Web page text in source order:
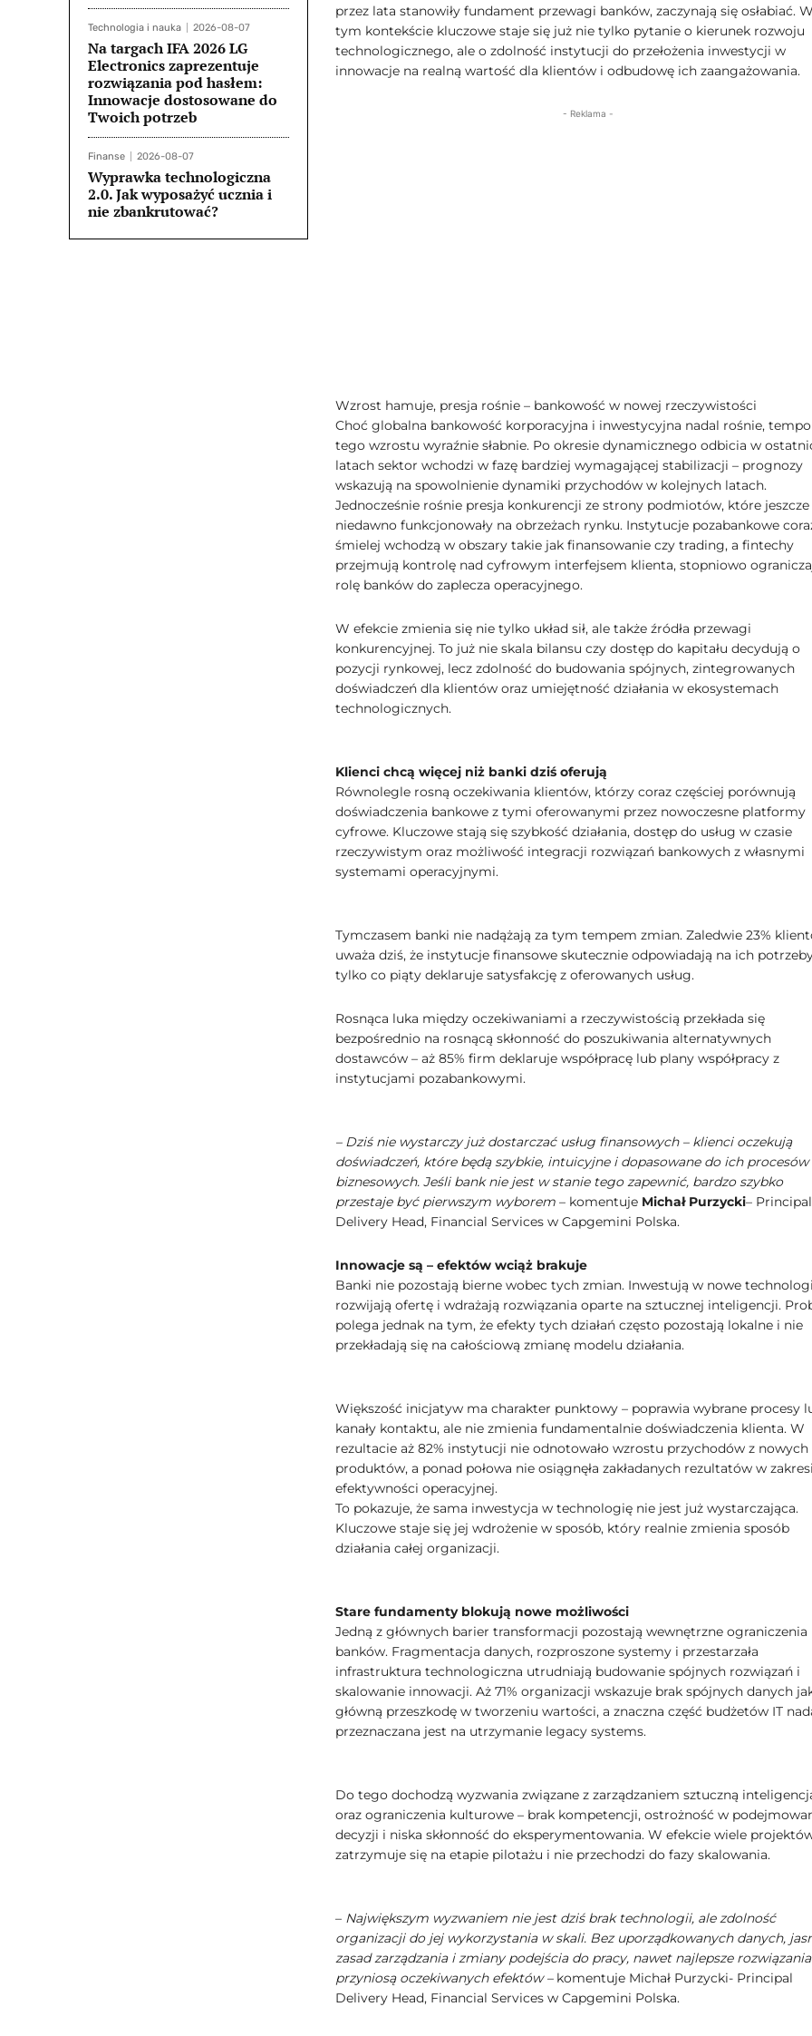
Technologia i nauka 2026-08-07
Na targach IFA 2026 LG
Electronics zaprezentuje
rozwiązania pod hasłem:
Innowacje dostosowane do
Twoich potrzeb
Finanse 2026-08-07
Wyprawka technologiczna
2.0. Jak wyposażyć ucznia i
nie zbankrutować?
przez lata stanowiły fundament przewagi banków, zaczynają się osłabiać. W
tym kontekście kluczowe staje się już nie tylko pytanie o kierunek rozwoju
technologicznego, ale o zdolność instytucji do przełożenia inwestycji w
innowacje na realną wartość dla klientów i odbudowę ich zaangażowania.
- Reklama -
Wzrost hamuje, presja rośnie – bankowość w nowej rzeczywistości
Choć globalna bankowość korporacyjna i inwestycyjna nadal rośnie, tempo
tego wzrostu wyraźnie słabnie. Po okresie dynamicznego odbicia w
latach sektor wchodzi w fazę bardziej wymagającej stabilizacji – prognozy
wskazują na spowolnienie dynamiki przychodów w kolejnych latach.
Jednocześnie rośnie presja konkurencji ze strony podmiotów, które jeszcze
niedawno funkcjonowały na obrzeżach rynku. Instytucje pozabankowe
śmielej wchodzą w obszary takie jak finansowanie czy trading, a fintechy
przejmują kontrolę nad cyfrowym interfejsem klienta, stopniowo
rolę banków do zaplecza operacyjnego.
W efekcie zmienia się nie tylko układ sił, ale także źródła przewagi
konkurencyjnej. To już nie skala bilansu czy dostęp do kapitału decydują o
pozycji rynkowej, lecz zdolność do budowania spójnych, zintegrowanych
doświadczeń dla klientów oraz umiejętność działania w ekosystemach
technologicznych.
Klienci chcą więcej niż banki dziś oferują
Równolegle rosną oczekiwania klientów, którzy coraz częściej porównują
doświadczenia bankowe z tymi oferowanymi przez nowoczesne platformy
cyfrowe. Kluczowe stają się szybkość działania, dostęp do usług w czasie
rzeczywistym oraz możliwość integracji rozwiązań bankowych z własnymi
systemami operacyjnymi.
Tymczasem banki nie nadążają za tym tempem zmian. Zaledwie 23%
uważa dziś, że instytucje finansowe skutecznie odpowiadają na ich
tylko co piąty deklaruje satysfakcję z oferowanych usług.
Rosnąca luka między oczekiwaniami a rzeczywistością przekłada się
bezpośrednio na rosnącą skłonność do poszukiwania alternatywnych
dostawców – aż 85% firm deklaruje współpracę lub plany współpracy z
instytucjami pozabankowymi.
– Dziś nie wystarczy już dostarczać usług finansowych – klienci oczekują
doświadczeń, które będą szybkie, intuicyjne i dopasowane do ich procesów
biznesowych. Jeśli bank nie jest w stanie tego zapewnić, bardzo szybko
przestaje być pierwszym wyborem– komentuje Michał Purzycki– Principal
Delivery Head, Financial Services w Capgemini Polska.
Innowacje są – efektów wciąż brakuje
Banki nie pozostają bierne wobec tych zmian. Inwestują w nowe
rozwijają ofertę i wdrażają rozwiązania oparte na sztucznej inteligencji.
polega jednak na tym, że efekty tych działań często pozostają lokalne i nie
przekładają się na całościową zmianę modelu działania.
Większość inicjatyw ma charakter punktowy – poprawia wybrane procesy
kanały kontaktu, ale nie zmienia fundamentalnie doświadczenia klienta. W
rezultacie aż 82% instytucji nie odnotowało wzrostu przychodów z nowych
produktów, a ponad połowa nie osiągnęła zakładanych rezultatów w
efektywności operacyjnej.
To pokazuje, że sama inwestycja w technologię nie jest już wystarczająca.
Kluczowe staje się jej wdrożenie w sposób, który realnie zmienia sposób
działania całej organizacji.
Stare fundamenty blokują nowe możliwości
Jedną z głównych barier transformacji pozostają wewnętrzne ograniczenia
banków. Fragmentacja danych, rozproszone systemy i przestarzała
infrastruktura technologiczna utrudniają budowanie spójnych rozwiązań i
skalowanie innowacji. Aż 71% organizacji wskazuje brak spójnych danych
główną przeszkodę w tworzeniu wartości, a znaczna część budżetów IT
przeznaczana jest na utrzymanie legacy systems.
Do tego dochodzą wyzwania związane z zarządzaniem sztuczną
oraz ograniczenia kulturowe – brak kompetencji, ostrożność w
decyzji i niska skłonność do eksperymentowania. W efekcie wiele
zatrzymuje się na etapie pilotażu i nie przechodzi do fazy skalowania.
–Największym wyzwaniem nie jest dziś brak technologii, ale zdolność
organizacji do jej wykorzystania w skali. Bez uporządkowanych danych,
zasad zarządzania i zmiany podejścia do pracy, nawet najlepsze
przyniosą oczekiwanych efektów –komentuje Michał Purzycki- Principal
Delivery Head, Financial Services w Capgemini Polska.